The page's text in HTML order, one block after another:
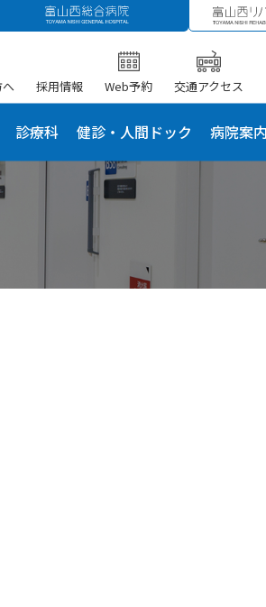
採用情報 Web予約 交通アクセス
診療科 健診・人間ドック 病院案内